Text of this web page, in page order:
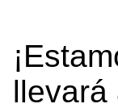
llevará